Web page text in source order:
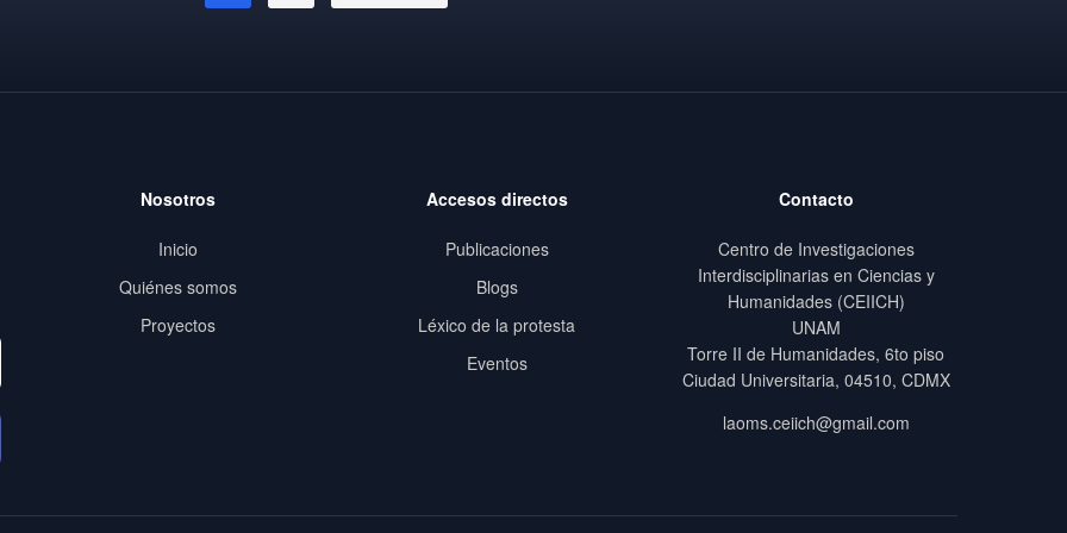
Nosotros
Inicio
Quiénes somos
Proyectos
Accesos directos
Publicaciones
Blogs
Léxico de la protesta
Eventos
Contacto
Centro de Investigaciones
Interdisciplinarias en Ciencias y
Humanidades (CEIICH)
UNAM
Torre II de Humanidades, 6to piso
Ciudad Universitaria, 04510, CDMX
laoms.ceiich@gmail.com